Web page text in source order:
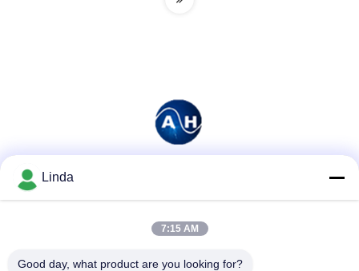
迅速な連絡
Linda
7:15 AM
Good day, what product are you looking for?